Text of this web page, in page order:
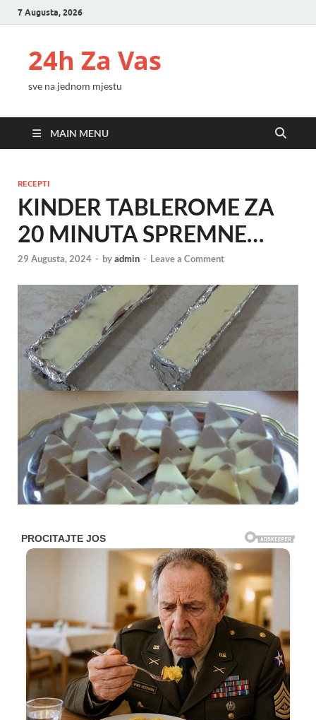
7 Augusta, 2026
24h Za Vas
sve na jednom mjestu
MAIN MENU
RECEPTI
KINDER TABLEROME ZA
20 MINUTA SPREMNE…
29 Augusta, 2024 - byadmin - Leave a Comment